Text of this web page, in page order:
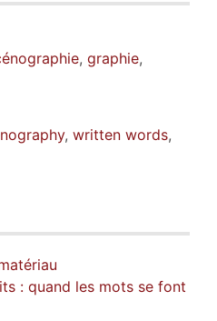
, graphie,
, written words,
: quand les mots se font